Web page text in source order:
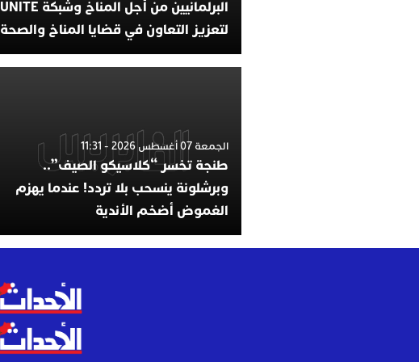
البرلمانيين من أجل المناخ وشبكة UNITE
لتعزيز التعاون في قضايا المناخ والصحة
الجمعة 07 أغسطس 2026 - 11:31
طنجة تخسر “كلاسيكو الصيف”..
وبرشلونة ينسحب بلا تردد! عندما يهزم
الغموض أضخم الأندية